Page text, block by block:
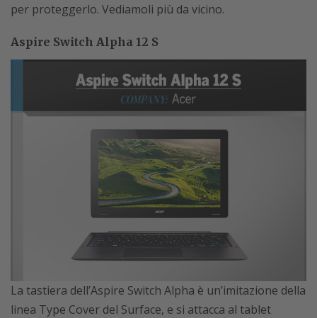
per proteggerlo. Vediamoli più da vicino.
Aspire Switch Alpha 12 S
La tastiera dell’Aspire Switch Alpha è un’imitazione della
linea Type Cover del Surface, e si attacca al tablet